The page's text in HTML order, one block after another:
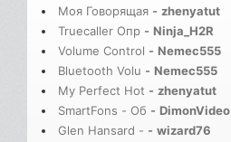
Моя Говорящая - zhenyatut
Truecaller Опр - Ninja_H2R
Volume Control - Nemec555
Bluetooth Volu - Nemec555
My Perfect Hot - zhenyatut
SmartFons - Об - DimonVideo
Glen Hansard - - wizard76